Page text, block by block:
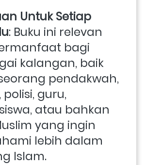
Untuk Setiap
: Buku ini relevan
bagi
kalangan, baik
pendakwah,
polisi, guru,
atau bahkan
yang ingin
lebih dalam
Islam.